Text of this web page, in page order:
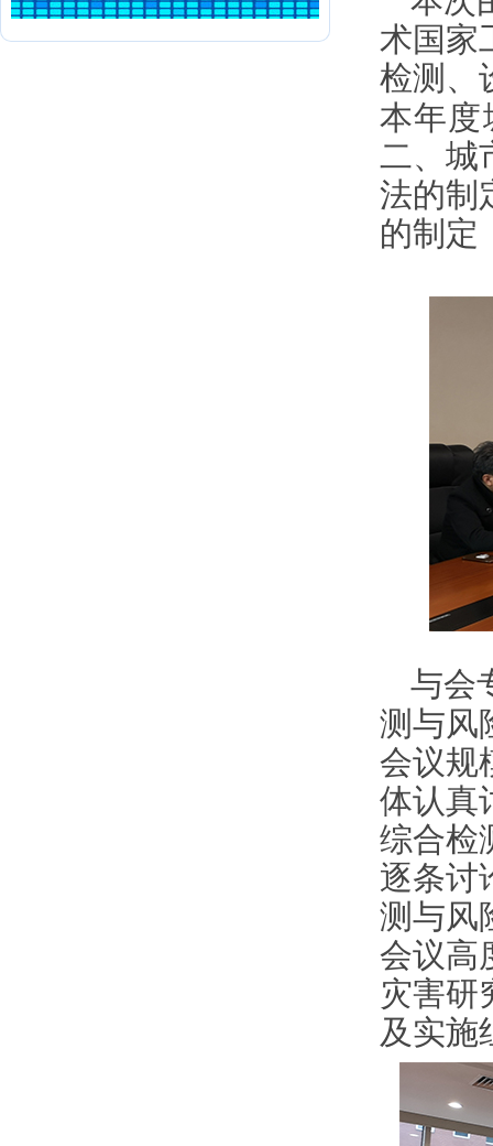
术国家
检测、
本年度
二、城
法的制
的制定
与会
测与风
会议规
体认真
综合检
逐条讨
测与风
会议高
灾害研
及实施